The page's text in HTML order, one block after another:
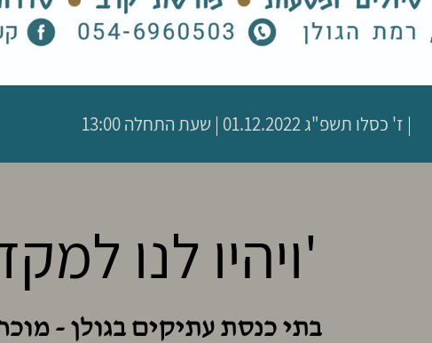
| ז' כסלו תשפ"ג01.12.2022 | שעת התחלה 13:00
'ויהיו לנו
בתי כנסת עתיקים בגולן -